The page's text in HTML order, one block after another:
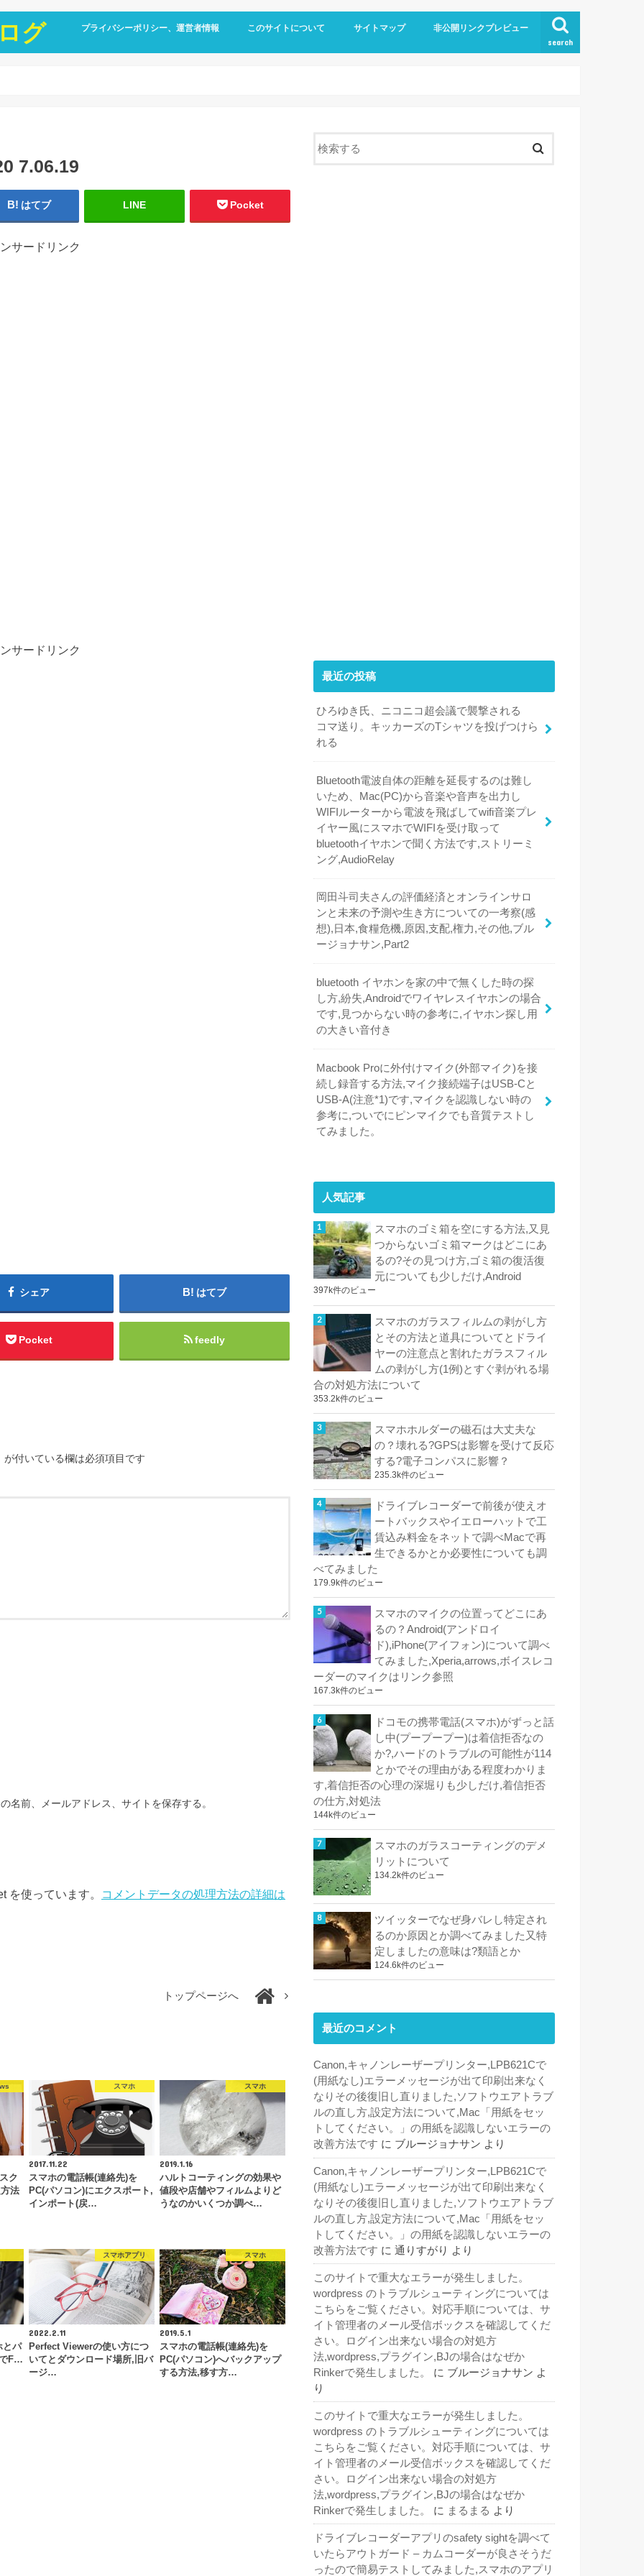
グ search
プライバシーポリシー、運営者情報 このサイトについて サイトマップ 非公開リンクプレビュー
7.06.19
はてブ LINE Pocket
サードリンク
サードリンク
シェア はてブ
Pocket feedly
が付いている欄は必須項目です
名前、メールアドレス、サイトを保存する。
を使っています。 コメントデータの処理方法の詳細は
トップページへ
ク
法
スマホ
2017.11.22
スマホの電話帳(連絡先)を
PC(パソコン)にエクスポート,
インポート(戻…
スマホ
2019.1.16
ハルトコーティングの効果や
値段や店舗やフィルムよりど
うなのかいくつか調べ…
とパ
F…
スマホアプリ
2022.2.11
Perfect Viewerの使い方につ
いてとダウンロード場所,旧バ
ージ…
スマホ
2019.5.1
スマホの電話帳(連絡先)を
PC(パソコン)へバックアップ
する方法,移す方…
最近の投稿
ひろゆき氏、ニコニコ超会議で襲撃される
コマ送り。キッカーズのTシャツを投げつけら
れる
Bluetooth電波自体の距離を延長するのは難し
いため、Mac(PC)から音楽や音声を出力し
WIFIルーターから電波を飛ばしてwifi音楽プレ
イヤー風にスマホでWIFIを受け取って
bluetoothイヤホンで聞く方法です,ストリーミ
ング,AudioRelay
岡田斗司夫さんの評価経済とオンラインサロ
ンと未来の予測や生き方についての一考察(感
想),日本,食糧危機,原因,支配,権力,その他,ブル
ージョナサン,Part2
bluetooth イヤホンを家の中で無くした時の探
し方,紛失,Androidでワイヤレスイヤホンの場合
です,見つからない時の参考に,イヤホン探し用
の大きい音付き
Macbook Proに外付けマイク(外部マイク)を接
続し録音する方法,マイク接続端子はUSB-Cと
USB-A(注意*1)です,マイクを認識しない時の
参考に,ついでにピンマイクでも音質テストし
てみました。
人気記事
スマホのゴミ箱を空にする方法,又見
つからないゴミ箱マークはどこにあ
るの?その見つけ方,ゴミ箱の復活復
元についても少しだけ,Android
397k件のビュー
スマホのガラスフィルムの剥がし方
とその方法と道具についてとドライ
ヤーの注意点と割れたガラスフィル
ムの剥がし方(1例)とすぐ剥がれる場
合の対処方法について
353.2k件のビュー
スマホホルダーの磁石は大丈夫な
の？壊れる?GPSは影響を受けて反応
する?電子コンパスに影響？
235.3k件のビュー
ドライブレコーダーで前後が使えオ
ートバックスやイエローハットで工
賃込み料金をネットで調べMacで再
生できるかとか必要性についても調
べてみました
179.9k件のビュー
スマホのマイクの位置ってどこにあ
るの？Android(アンドロイ
ド),iPhone(アイフォン)について調べ
てみました,Xperia,arrows,ボイスレコ
ーダーのマイクはリンク参照
167.3k件のビュー
ドコモの携帯電話(スマホ)がずっと話
し中(プープープー)は着信拒否なの
か?,ハードのトラブルの可能性が114
とかでその理由がある程度わかりま
す,着信拒否の心理の深堀りも少しだけ,着信拒否
の仕方,対処法
144k件のビュー
スマホのガラスコーティングのデメ
リットについて
134.2k件のビュー
ツイッターでなぜ身バレし特定され
るのか原因とか調べてみました又特
定しましたの意味は?類語とか
124.6k件のビュー
最近のコメント
Canon,キャノンレーザープリンター,LPB621Cで
(用紙なし)エラーメッセージが出て印刷出来なく
なりその後復旧し直りました,ソフトウエアトラブ
ルの直し方,設定方法について,Mac「用紙をセッ
トしてください。」の用紙を認識しないエラーの
改善方法です に ブルージョナサン より
Canon,キャノンレーザープリンター,LPB621Cで
(用紙なし)エラーメッセージが出て印刷出来なく
なりその後復旧し直りました,ソフトウエアトラブ
ルの直し方,設定方法について,Mac「用紙をセッ
トしてください。」の用紙を認識しないエラーの
改善方法です に 通りすがり より
このサイトで重大なエラーが発生しました。
wordpress のトラブルシューティングについては
こちらをご覧ください。対応手順については、サ
イト管理者のメール受信ボックスを確認してくだ
さい。ログイン出来ない場合の対処方
法,wordpress,プラグイン,BJの場合はなぜか
Rinkerで発生しました。
に ブルージョナサン よ
り
このサイトで重大なエラーが発生しました。
wordpress のトラブルシューティングについては
こちらをご覧ください。対応手順については、サ
イト管理者のメール受信ボックスを確認してくだ
さい。ログイン出来ない場合の対処方
法,wordpress,プラグイン,BJの場合はなぜか
Rinkerで発生しました。
に まるまる より
ドライブレコーダーアプリのsafety sightを調べて
いたらアウトガード – カムコーダーが良さそうだ
ったので簡易テストしてみました,スマホのアプリ